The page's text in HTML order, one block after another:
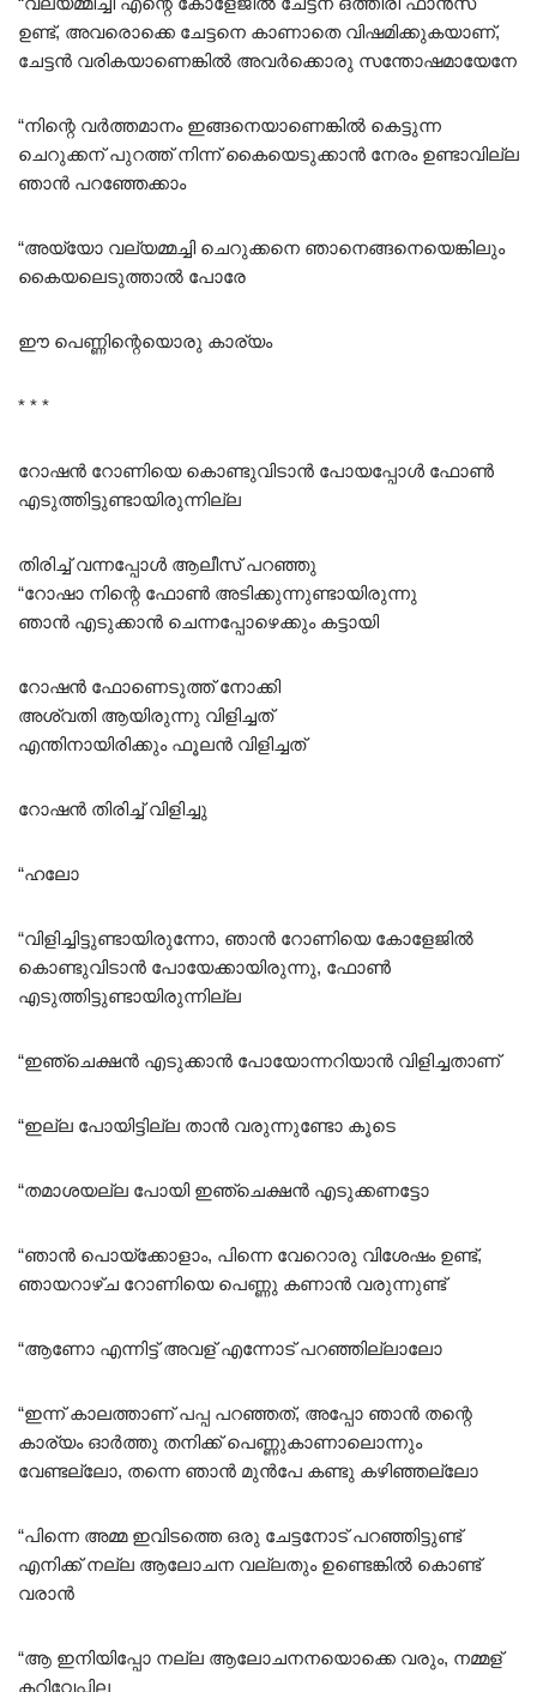
ഉണ്ട്, അവരൊക്കെ ചേട്ടനെ കാണാതെ വിഷമിക്കുകയാണ്,
ചേട്ടൻ വരികയാണെങ്കിൽ അവർക്കൊരു സന്തോഷമായേനേ
“നിന്റെ വർത്തമാനം ഇങ്ങനെയാണെങ്കിൽ കെട്ടുന്ന
ചെറുക്കന് പുറത്ത് നിന്ന് കൈയെടുക്കാൻ നേരം ഉണ്ടാവില്ല
ഞാൻ പറഞ്ഞേക്കാം
“അയ്യോ വല്യമ്മച്ചി ചെറുക്കനെ ഞാനെങ്ങനെയെങ്കിലും
കൈയലെടുത്താൽ പോരേ
ഈ പെണ്ണിന്റെയൊരു കാര്യം
* * *
റോഷൻ റോണിയെ കൊണ്ടുവിടാൻ പോയപ്പോൾ ഫോൺ
എടുത്തിട്ടുണ്ടായിരുന്നില്ല
തിരിച്ച് വന്നപ്പോൾ ആലീസ് പറഞ്ഞു
“റോഷാ നിന്റെ ഫോൺ അടിക്കുന്നുണ്ടായിരുന്നു
ഞാൻ എടുക്കാൻ ചെന്നപ്പോഴെക്കും കട്ടായി
റോഷൻ ഫോണെടുത്ത് നോക്കി
അശ്വതി ആയിരുന്നു വിളിച്ചത്
എന്തിനായിരിക്കും ഫൂലൻ വിളിച്ചത്
റോഷൻ തിരിച്ച് വിളിച്ചു
“ഹലോ
“വിളിച്ചിട്ടുണ്ടായിരുന്നോ, ഞാൻ റോണിയെ കോളേജിൽ
കൊണ്ടുവിടാൻ പോയേക്കായിരുന്നു, ഫോൺ
എടുത്തിട്ടുണ്ടായിരുന്നില്ല
“ഇഞ്ചെക്ഷൻ എടുക്കാൻ പോയോന്നറിയാൻ വിളിച്ചതാണ്
“ഇല്ല പോയിട്ടില്ല താൻ വരുന്നുണ്ടോ കൂടെ
“തമാശയല്ല പോയി ഇഞ്ചെക്ഷൻ എടുക്കണട്ടോ
“ഞാൻ പൊയ്ക്കോളാം, പിന്നെ വേറൊരു വിശേഷം ഉണ്ട്,
ഞായറാഴ്ച റോണിയെ പെണ്ണു കണാൻ വരുന്നുണ്ട്
“ആണോ എന്നിട്ട് അവള് എന്നോട് പറഞ്ഞില്ലാലോ
“ഇന്ന് കാലത്താണ് പപ്പ പറഞ്ഞത്, അപ്പോ ഞാൻ തന്റെ
കാര്യം ഓർത്തു തനിക്ക് പെണ്ണുകാണാലൊന്നും
വേണ്ടല്ലോ, തന്നെ ഞാൻ മുൻപേ കണ്ടു കഴിഞ്ഞല്ലോ
“പിന്നെ അമ്മ ഇവിടത്തെ ഒരു ചേട്ടനോട് പറഞ്ഞിട്ടുണ്ട്
എനിക്ക് നല്ല ആലോചന വല്ലതും ഉണ്ടെങ്കിൽ കൊണ്ട്
വരാൻ
“ആ ഇനിയിപ്പോ നല്ല ആലോചനനയൊക്കെ വരും, നമ്മള്
കറിവേപ്പില